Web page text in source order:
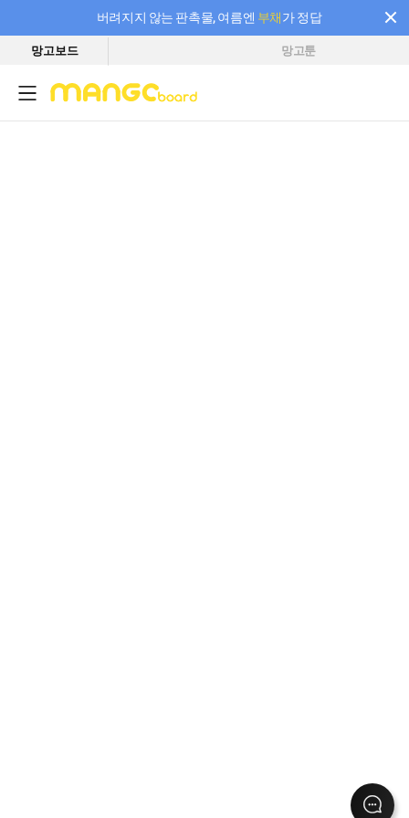
버려지지 않는 판촉물, 여름엔 부채가 정답
필요한 만큼 충전하고 끊김 없이 작업하세요! 새로워진 AI 부스터 요금제
망고보드 망고툰